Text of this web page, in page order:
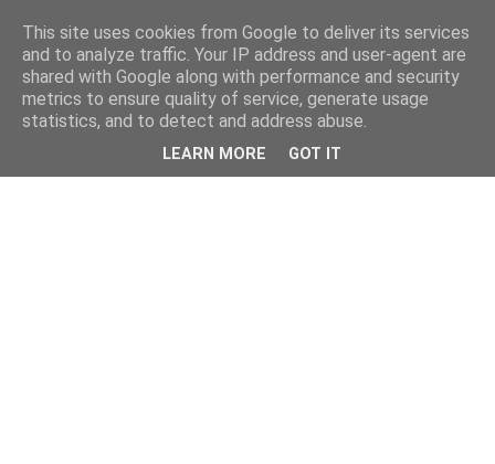
This site uses cookies from Google to deliver its services
and to analyze traffic. Your IP address and user-agent are
shared with Google along with performance and security
metrics to ensure quality of service, generate usage
statistics, and to detect and address abuse.
LEARN MORE GOT IT